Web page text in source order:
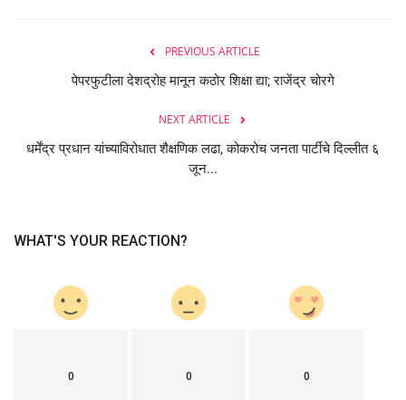
PREVIOUS ARTICLE
पेपरफुटीला देशद्रोह मानून कठोर शिक्षा द्या; राजेंद्र चोरगे
NEXT ARTICLE
धर्मेंद्र प्रधान यांच्याविरोधात शैक्षणिक लढा, कोकरोच जनता पार्टीचे दिल्लीत ६
जून...
WHAT'S YOUR REACTION?
0 0 0